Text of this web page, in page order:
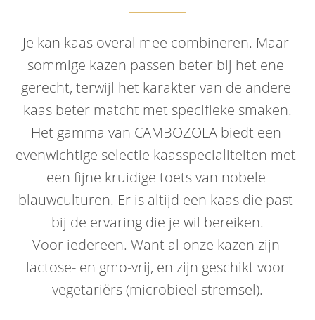
Je kan kaas overal mee combineren. Maar
sommige kazen passen beter bij het ene
gerecht, terwijl het karakter van de andere
kaas beter matcht met specifieke smaken.
Het gamma van CAMBOZOLA biedt een
evenwichtige selectie kaasspecialiteiten met
een fijne kruidige toets van nobele
blauwculturen. Er is altijd een kaas die past
bij de ervaring die je wil bereiken.
Voor iedereen. Want al onze kazen zijn
lactose- en gmo-vrij, en zijn geschikt voor
vegetariërs (microbieel stremsel).